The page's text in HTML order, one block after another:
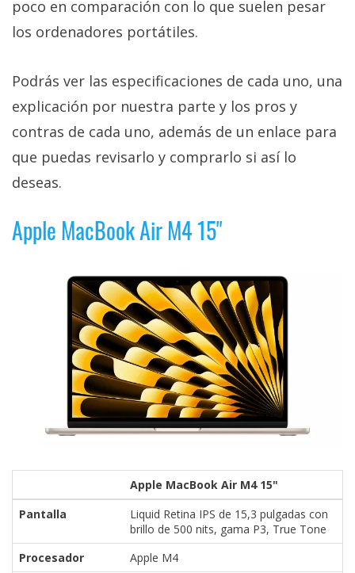
poco en comparación con lo que suelen pesar
los ordenadores portátiles.
Podrás ver las especificaciones de cada uno, una
explicación por nuestra parte y los pros y
contras de cada uno, además de un enlace para
que puedas revisarlo y comprarlo si así lo
deseas.
Apple MacBook Air M4 15"
Apple MacBook Air M4 15"
Pantalla
Liquid Retina IPS de 15,3 pulgadas con
brillo de 500 nits, gama P3, True Tone
Procesador
Apple M4